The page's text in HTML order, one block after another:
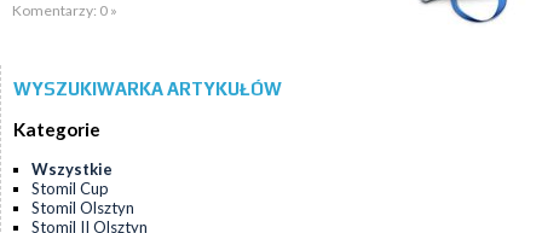
Komentarzy: 0 »
WYSZUKIWARKA ARTYKUŁÓW
Kategorie
Wszystkie
Stomil Cup
Stomil Olsztyn
Stomil II Olsztyn